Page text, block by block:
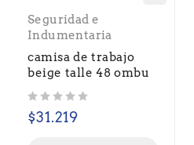
Seguridad e
Indumentaria
camisa de trabajo
beige talle 48 ombu
$31.219